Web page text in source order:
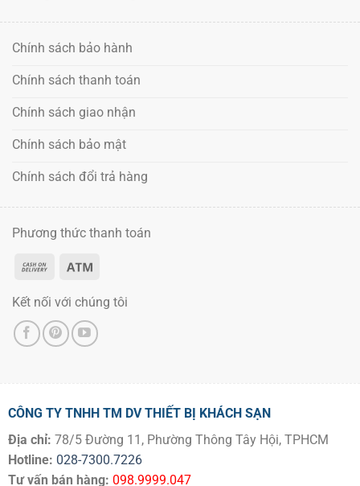
Chính sách bảo hành
Chính sách thanh toán
Chính sách giao nhận
Chính sách bảo mật
Chính sách đổi trả hàng
Phương thức thanh toán
Kết nối với chúng tôi
CÔNG TY TNHH TM DV THIẾT BỊ KHÁCH SẠN
Địa chỉ: 78/5 Đường 11, Phường Thông Tây Hội, TPHCM
Hotline: 028-7300.7226
Tư vấn bán hàng: 098.9999.047